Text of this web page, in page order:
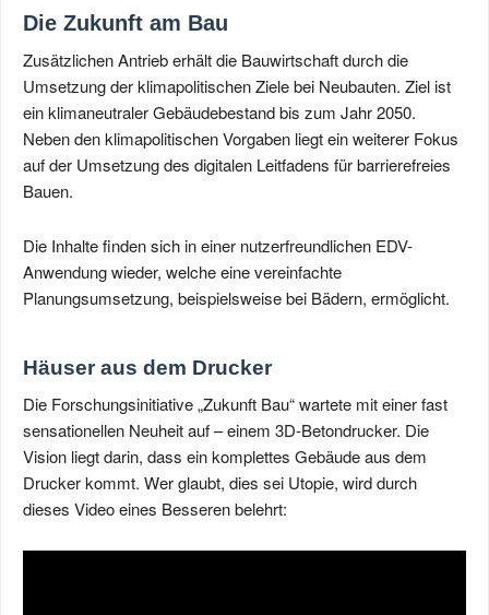
Die Zukunft am Bau
Zusätzlichen Antrieb erhält die Bauwirtschaft durch die
Umsetzung der klimapolitischen Ziele bei Neubauten. Ziel ist
ein klimaneutraler Gebäudebestand bis zum Jahr 2050.
Neben den klimapolitischen Vorgaben liegt ein weiterer Fokus
auf der Umsetzung des digitalen Leitfadens für barrierefreies
Bauen.
Die Inhalte finden sich in einer nutzerfreundlichen EDV-
Anwendung wieder, welche eine vereinfachte
Planungsumsetzung, beispielsweise bei Bädern, ermöglicht.
Häuser aus dem Drucker
Die Forschungsinitiative „Zukunft Bau“ wartete mit einer fast
sensationellen Neuheit auf – einem 3D-Betondrucker. Die
Vision liegt darin, dass ein komplettes Gebäude aus dem
Drucker kommt. Wer glaubt, dies sei Utopie, wird durch
dieses Video eines Besseren belehrt: